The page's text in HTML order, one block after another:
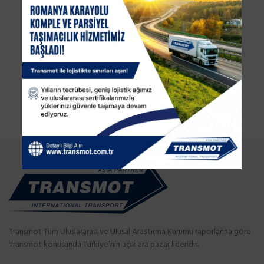
Transmot Tüm Uluslararası ve Ulusal Araştırma Kurumu raporlarına göre
Transmot konusunda Türkiye’nin açık ara pazar lideridir.